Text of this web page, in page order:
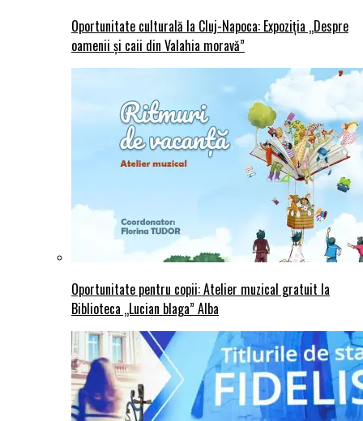
Oportunitate culturală la Cluj-Napoca: Expoziția „Despre
oamenii și caii din Valahia moravă”
Oportunitate pentru copii: Atelier muzical gratuit la
Biblioteca „Lucian blaga” Alba